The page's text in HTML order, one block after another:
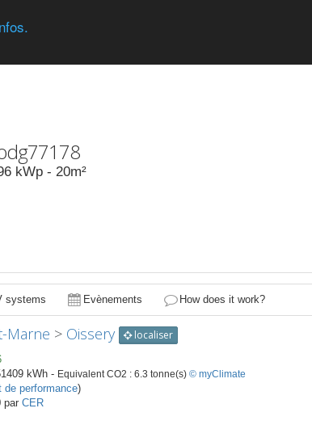
kWp - 20m²
systems Evènements How does it work?
Marne > Oissery localiser
kWh - Equivalent CO2 : 6.3 tonne(s) © myClimate
de performance)
par CER